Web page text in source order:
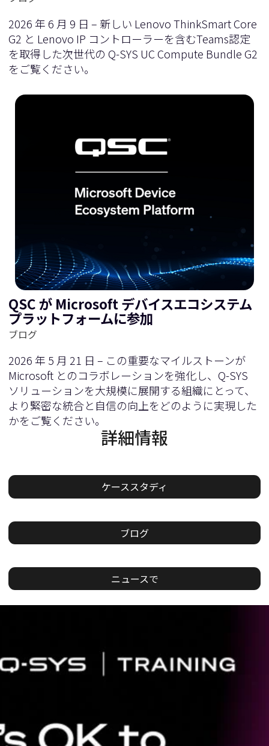
2026 年 6 月 9 日 – 新しい Lenovo ThinkSmart Core
G2 と Lenovo IP コントローラーを含むTeams認定
を取得した次世代の Q-SYS UC Compute Bundle G2
をご覧ください。
QSC が Microsoft デバイスエコシステム
プラットフォームに参加
ブログ
2026 年 5 月 21 日 – この重要なマイルストーンが
Microsoft とのコラボレーションを強化し、Q-SYS
ソリューションを大規模に展開する組織にとって、
より緊密な統合と自信の向上をどのように実現した
かをご覧ください。
詳細情報
ケーススタディ
ブログ
ニュースで
ス
ド：
1